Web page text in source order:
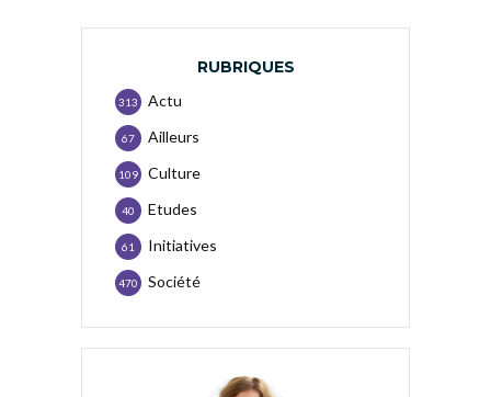
RUBRIQUES
Actu
313
Ailleurs
67
Culture
109
Etudes
40
Initiatives
61
Société
470